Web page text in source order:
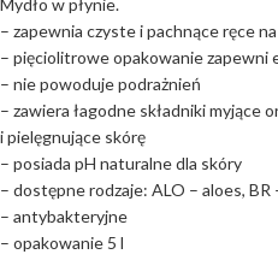
Mydło w płynie.
– zapewnia czyste i pachnące ręce
– pięciolitrowe opakowanie zapewni
– nie powoduje podrażnień
– zawiera łagodne składniki myjące
i pielęgnujące skórę
– posiada pH naturalne dla skóry
– dostępne rodzaje: ALO – aloes,
– antybakteryjne
– opakowanie 5 l